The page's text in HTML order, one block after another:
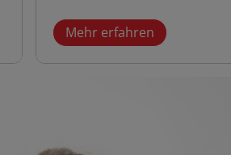
Mehr erfahren